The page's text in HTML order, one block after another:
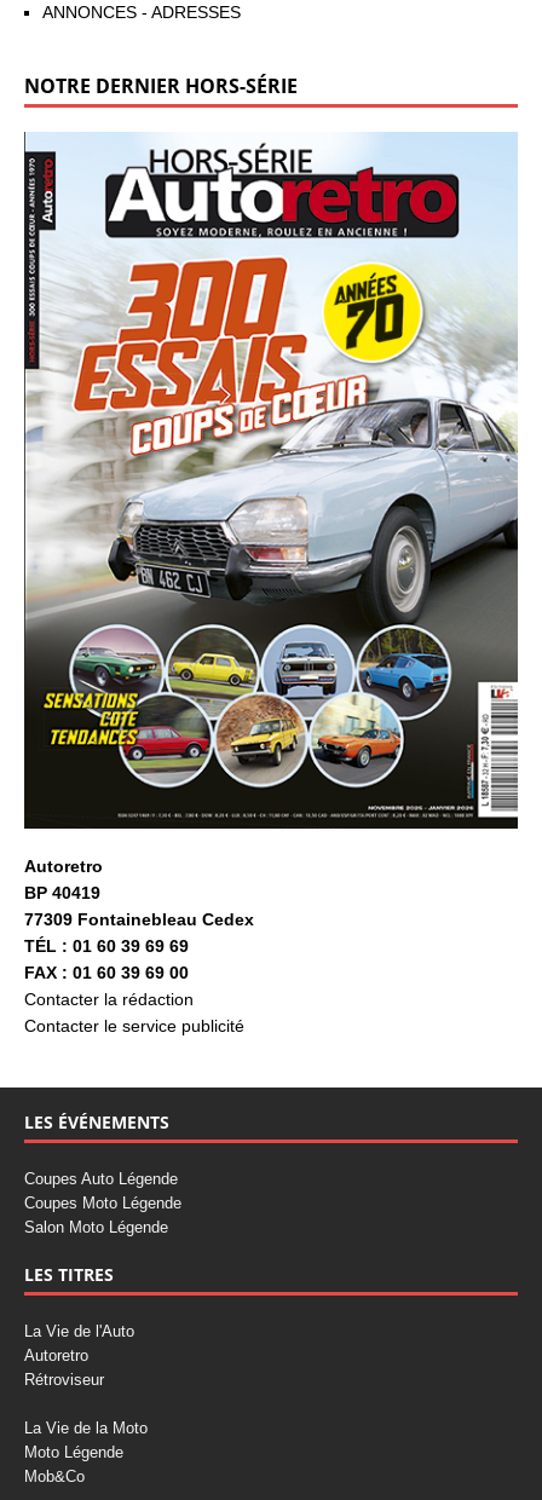
ANNONCES - ADRESSES
NOTRE DERNIER HORS-SÉRIE
Autoretro
BP 40419
77309 Fontainebleau Cedex
TÉL : 01 60 39 69 69
FAX : 01 60 39 69 00
Contacter la rédaction
Contacter le service publicité
LES ÉVÉNEMENTS
Coupes Auto Légende
Coupes Moto Légende
Salon Moto Légende
LES TITRES
La Vie de l'Auto
Autoretro
Rétroviseur
La Vie de la Moto
Moto Légende
Mob&Co